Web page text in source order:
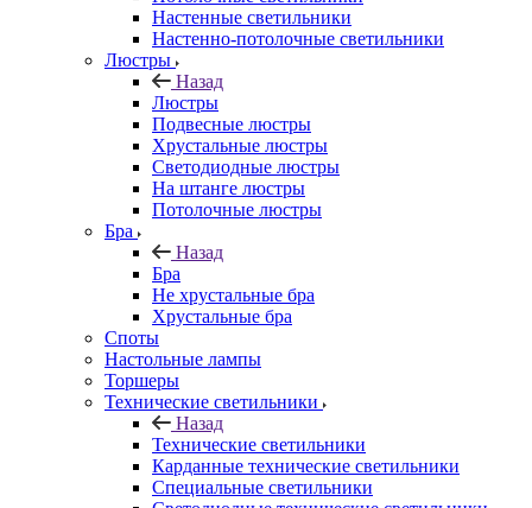
Настенные светильники
Настенно-потолочные светильники
Люстры
Назад
Люстры
Подвесные люстры
Хрустальные люстры
Светодиодные люстры
На штанге люстры
Потолочные люстры
Бра
Назад
Бра
Не хрустальные бра
Хрустальные бра
Споты
Настольные лампы
Торшеры
Технические светильники
Назад
Технические светильники
Карданные технические светильники
Специальные светильники